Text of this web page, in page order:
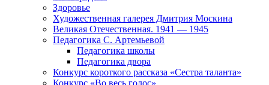
Здоровье
Художественная галерея Дмитрия Москина
Великая Отечественная. 1941 — 1945
Педагогика С. Артемьевой
Педагогика школы
Педагогика двора
Конкурс короткого рассказа «Сестра таланта»